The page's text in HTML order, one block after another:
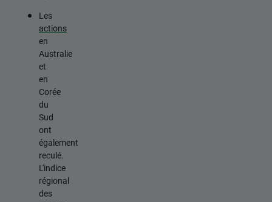
Les
actions
en
Australie
et
en
Corée
du
Sud
ont
également
reculé.
L'indice
régional
des